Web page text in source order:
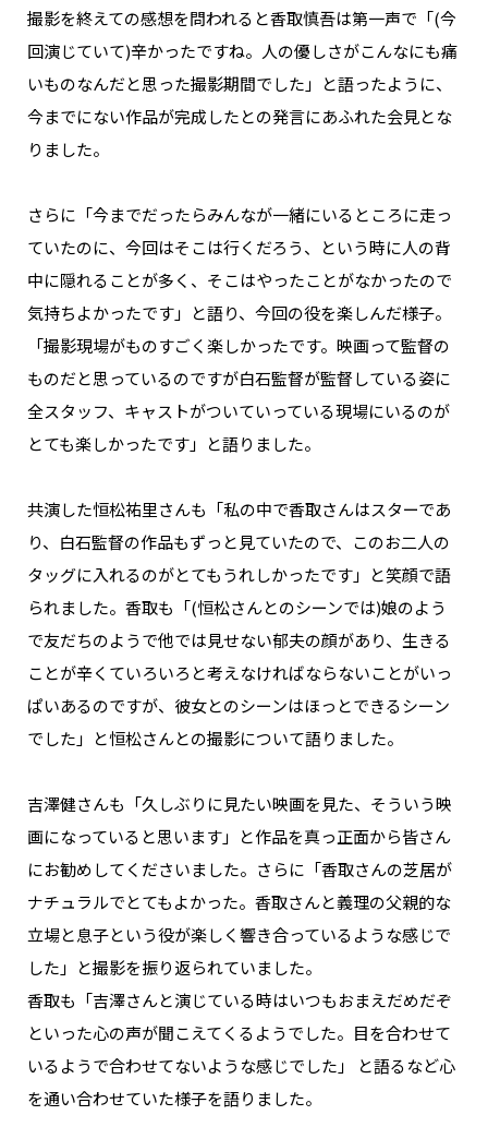
FAQ
お問い合わせ
メールマガジン登録/解除
撮影を終えての感想を問われると香取慎吾は第一声で「(今
回演じていて)辛かったですね。人の優しさがこんなにも痛
いものなんだと思った撮影期間でした」と語ったように、
今までにない作品が完成したとの発言にあふれた会見とな
りました。
さらに「今までだったらみんなが一緒にいるところに走っ
ていたのに、今回はそこは行くだろう、という時に人の背
中に隠れることが多く、そこはやったことがなかったので
気持ちよかったです」と語り、今回の役を楽しんだ様子。
「撮影現場がものすごく楽しかったです。映画って監督の
ものだと思っているのですが白石監督が監督している姿に
全スタッフ、キャストがついていっている現場にいるのが
とても楽しかったです」と語りました。
共演した恒松祐里さんも「私の中で香取さんはスターであ
り、白石監督の作品もずっと見ていたので、このお二人の
タッグに入れるのがとてもうれしかったです」と笑顔で語
られました。香取も「(恒松さんとのシーンでは)娘のよう
で友だちのようで他では見せない郁夫の顔があり、生きる
ことが辛くていろいろと考えなければならないことがいっ
ぱいあるのですが、彼女とのシーンはほっとできるシーン
でした」と恒松さんとの撮影について語りました。
吉澤健さんも「久しぶりに見たい映画を見た、そういう映
画になっていると思います」と作品を真っ正面から皆さん
にお勧めしてくださいました。さらに「香取さんの芝居が
ナチュラルでとてもよかった。香取さんと義理の父親的な
立場と息子という役が楽しく響き合っているような感じで
した」と撮影を振り返られていました。
香取も「吉澤さんと演じている時はいつもおまえだめだぞ
といった心の声が聞こえてくるようでした。目を合わせて
いるようで合わせてないような感じでした」 と語るなど心
を通い合わせていた様子を語りました。